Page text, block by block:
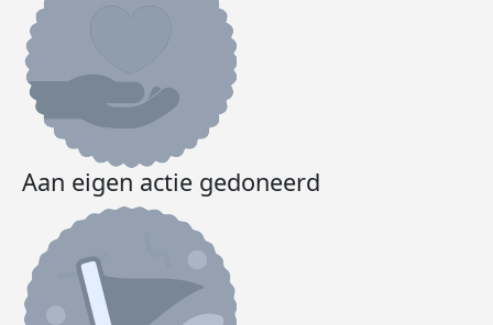
Aan eigen actie gedoneerd